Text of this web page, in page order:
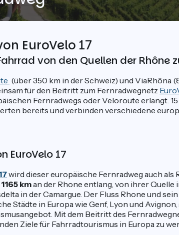
EuroVelo 17
von den Quellen der Rhône
(über 350 km in der Schweiz) und ViaRhôna
für den Beitritt zum Fernradwegnetz
Fernradwegs oder Veloroute erlangt.
bereits und verbinden verschiedene
EuroVelo 17
wird dieser europäische Fernradweg auch als
1165 kman der Rhone entlang, von ihrer Quelle
in der Camargue. Der Fluss Rhone und
Städte in Europa wie Genf, Lyon und
Mit dem Beitritt des
Ziele für Fahrradtourismus in Europa zu